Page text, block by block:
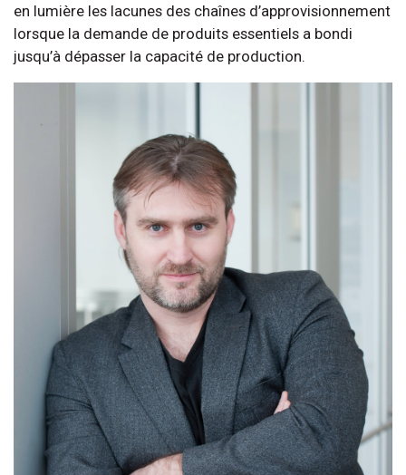
en lumière les lacunes des chaînes d’approvisionnement
lorsque la demande de produits essentiels a bondi
jusqu’à dépasser la capacité de production.